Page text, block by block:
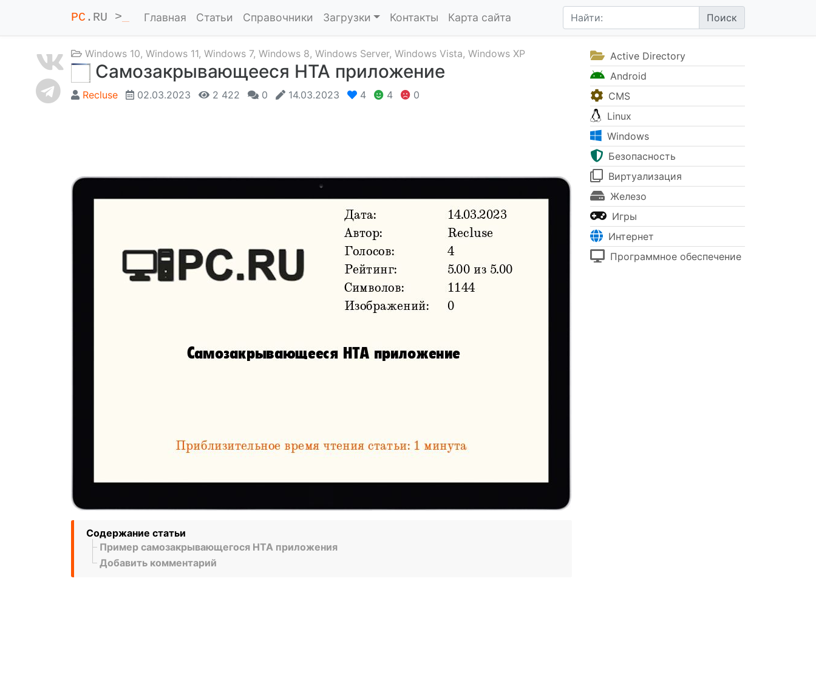
PC .RU > Главная Статьи Справочники Загрузки Контакты Карта сайта
Windows 10, Windows 11, Windows 7, Windows 8, Windows Server, Windows Vista, Windows XP
Самозакрывающееся HTA приложение
Recluse 02.03.2023 2 422 0 14.03.2023 4 4 0
Содержание статьи
Пример самозакрывающегося HTA приложения
Добавить комментарий
Active Directory
Android
CMS
Linux
Windows
Безопасность
Виртуализация
Железо
Игры
Интернет
Программное обеспечение